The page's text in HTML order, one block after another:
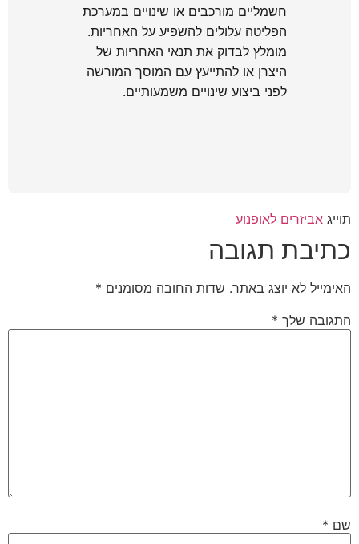
חשמליים מורכבים או שינויים במערכת
הפליטה עלולים להשפיע על האחריות.
מומלץ לבדוק את תנאי האחריות של
היצרן או להתייעץ עם המוסך המורשה
לפני ביצוע שינויים משמעותיים.
תוייג אביזרים לאופנוע
כתיבת תגובה
האימייל לא יוצג באתר. שדות החובה מסומנים *
התגובה שלך *
שם *